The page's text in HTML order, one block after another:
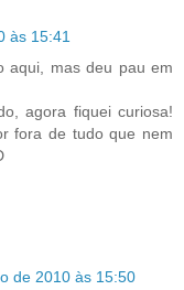
às 15:41
aqui, mas deu pau em
agora fiquei curiosa!
fora de tudo que nem
de 2010 às 15:50